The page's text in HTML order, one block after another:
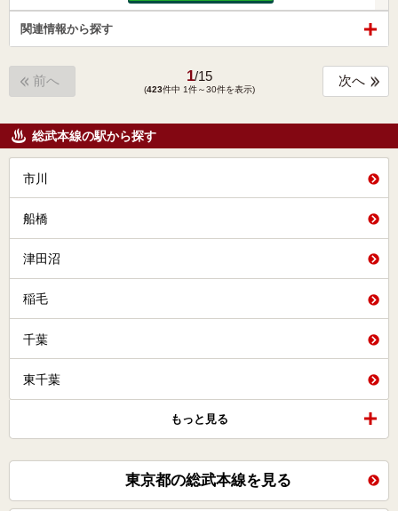
関連情報から探す
前へ 1/15
(423件中 1件～30件を表示)
次へ
総武本線の駅から探す
市川
船橋
津田沼
稲毛
千葉
東千葉
もっと見る
東京都の総武本線を見る